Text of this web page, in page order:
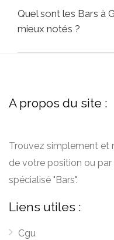
Quel sont les Bars à
mieux notés ?
A propos du site :
Trouvez simplement et
de votre position ou
spécialisé "Bars".
Liens utiles :
Cgu